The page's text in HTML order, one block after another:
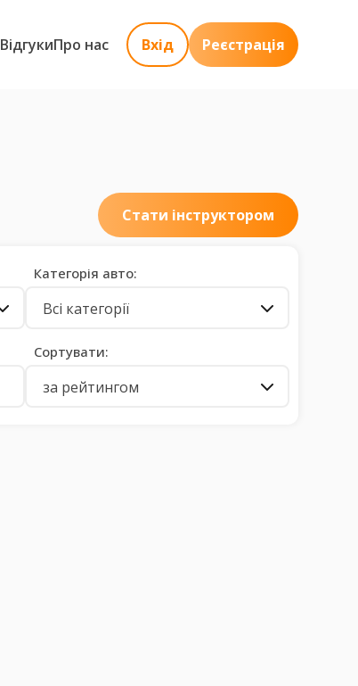
ВідгукиПро нас Вхід Реєстрація
Стати інструктором
Категорія авто:
Всі категорії
Сортувати:
за рейтингом